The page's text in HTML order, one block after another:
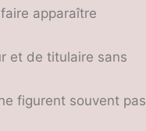
apparaître
et de titulaire sans
figurent souvent pas